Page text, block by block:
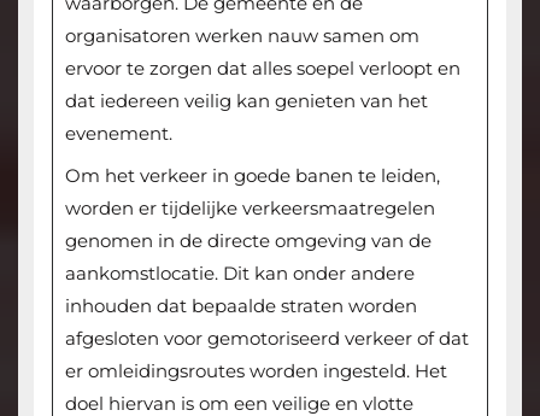
organisatoren werken nauw samen om
ervoor te zorgen dat alles soepel verloopt en
dat iedereen veilig kan genieten van het
evenement.
Om het verkeer in goede banen te leiden,
worden er tijdelijke verkeersmaatregelen
genomen in de directe omgeving van de
aankomstlocatie. Dit kan onder andere
inhouden dat bepaalde straten worden
afgesloten voor gemotoriseerd verkeer of dat
er omleidingsroutes worden ingesteld. Het
doel hiervan is om een veilige en vlotte